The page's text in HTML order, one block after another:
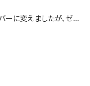
ーに変えましたが、ゼク